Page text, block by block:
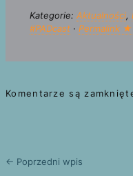
Kategorie: Aktualności,
#PADcast· Permalink ★
Komentarze są
← Poprzedni wpis